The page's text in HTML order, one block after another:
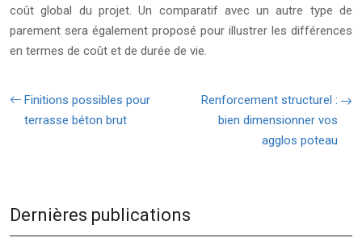
coût global du projet. Un comparatif avec un autre type de
parement sera également proposé pour illustrer les différences
en termes de coût et de durée de vie.
Finitions possibles pour
terrasse béton brut
Renforcement structurel :
bien dimensionner vos
agglos poteau
Dernières publications